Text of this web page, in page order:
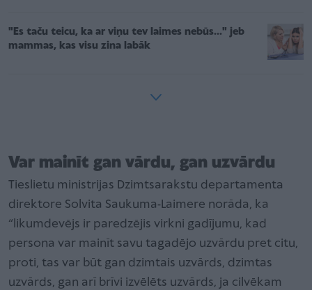
"Es taču teicu, ka ar viņu tev laimes nebūs..." jeb
mammas, kas visu zina labāk
Var mainīt gan vārdu, gan uzvārdu
Tieslietu ministrijas Dzimtsarakstu departamenta
direktore Solvita Saukuma-Laimere norāda, ka
“likumdevējs ir paredzējis virkni gadījumu, kad
persona var mainīt savu tagadējo uzvārdu pret citu,
proti, tas var būt gan dzimtais uzvārds, dzimtas
uzvārds, gan arī brīvi izvēlēts uzvārds, ja cilvēkam